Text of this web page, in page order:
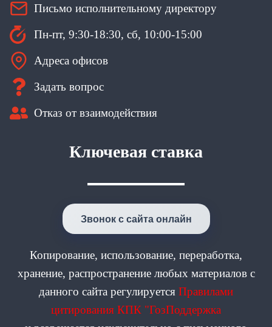
Письмо исполнительному директору
Пн-пт, 9:30-18:30, сб, 10:00-15:00
Адреса офисов
Задать вопрос
Отказ от взаимодействия
Ключевая ставка
Звонок с сайта онлайн
Копирование, использование, переработка,
хранение, распространение любых материалов с
данного сайта регулируется Правилами
цитирования КПК "ГозПоддержка